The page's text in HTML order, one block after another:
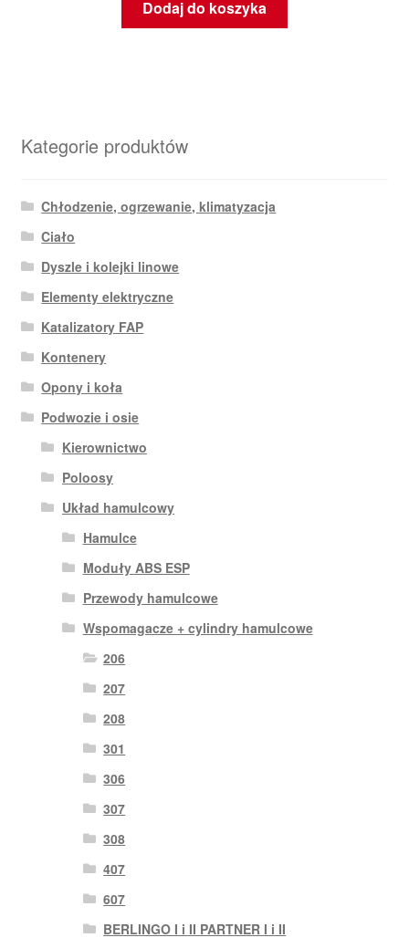
Dodaj do koszyka
Kategorie produktów
Chłodzenie, ogrzewanie, klimatyzacja
Ciało
Dyszle i kolejki linowe
Elementy elektryczne
Katalizatory FAP
Kontenery
Opony i koła
Podwozie i osie
Kierownictwo
Poloosy
Układ hamulcowy
Hamulce
Moduły ABS ESP
Przewody hamulcowe
Wspomagacze + cylindry hamulcowe
206
207
208
301
306
307
308
407
607
BERLINGO I i II PARTNER I i II